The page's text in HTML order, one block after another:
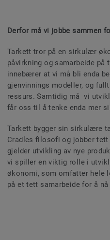
Derfor må vi jobbe sammen
Tarkett tror på en sirkulær
påvirkning og samarbeide på
innebærer at vi må bli enda
gjenvinnings modeller, og
ressurs. Samtidig må vi
får oss til å tenke enda mer
Tarkett bygger sin sirkulære
Cradles filosofi og jobber
gjelder utvikling av nye
vi spiller en viktig rolle i
økonomi, som omfatter hele
på et tett samarbeide for å